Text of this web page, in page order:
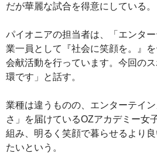
だが華麗な試合を得意にしている。
パイオニアの担当者は、「エンタ
業一員として『社会に笑顔を。』
会献活動を行っています。今回の
環です」と話す。
業種は違うものの、エンターテイ
さ」を届けているOZアカデミー女
組み、明るく笑顔で暮らせるより
たいという。